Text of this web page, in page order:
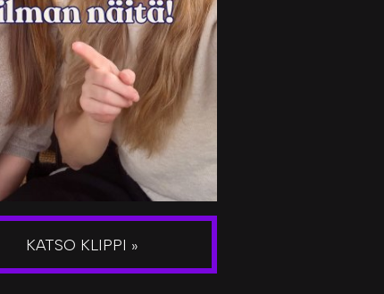
KATSO KLIPPI »